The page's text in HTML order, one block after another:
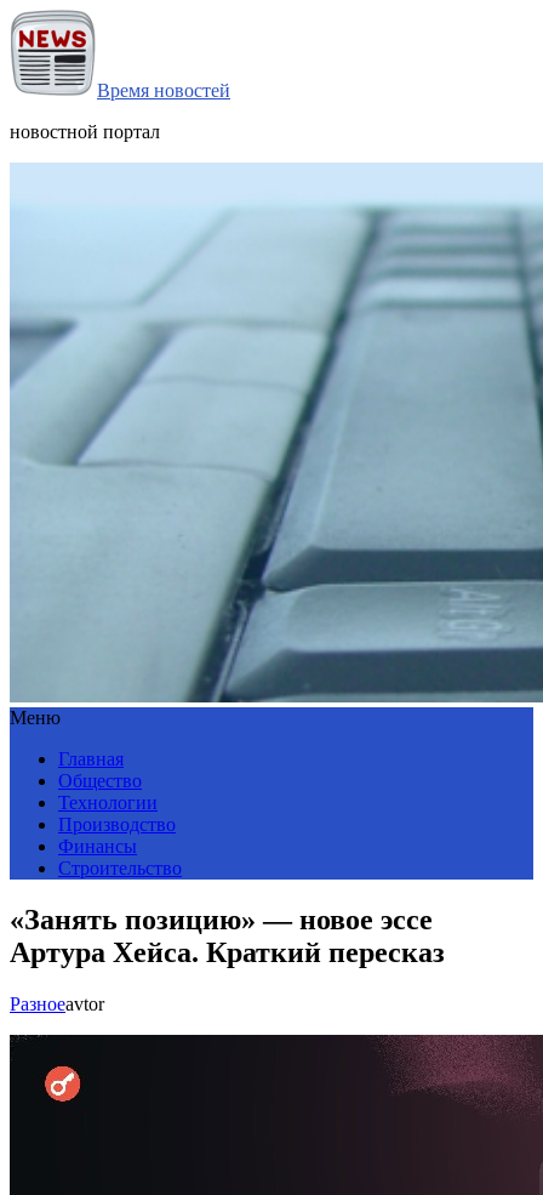
Время новостей
новостной портал
Меню
Главная
Общество
Технологии
Производство
Финансы
Строительство
«Занять позицию» — новое эссе
Артура Хейса. Краткий пересказ
Разноеavtor